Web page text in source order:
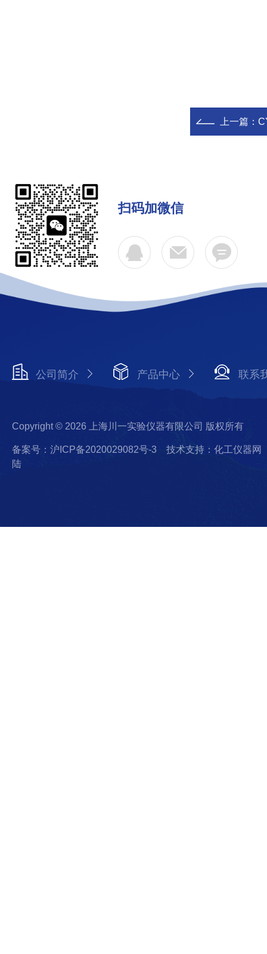
上一篇：
扫码加微信
公司简介 产品中心 联系
Copyright © 2026 上海川一实验仪器有限公司 版权所有
备案号：沪ICP备2020029082号-3
技术支持：化工仪器网
陆